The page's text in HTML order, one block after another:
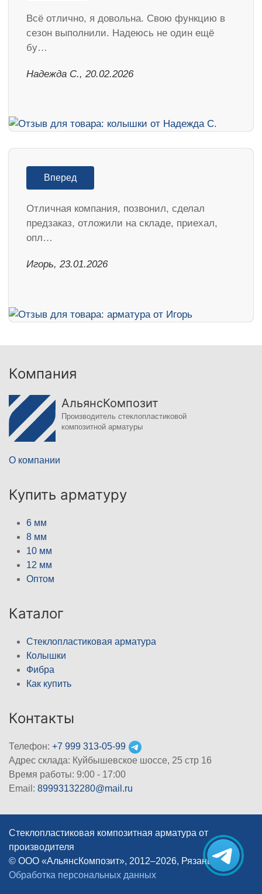
Всё отлично, я довольна. Свою функцию в
сезон выполнили. Надеюсь не один ещё
бу…
Надежда С., 20.02.2026
Вперед
Отличная компания, позвонил, сделал
предзаказ, отложили на складе, приехал,
опл…
Игорь, 23.01.2026
Компания
АльянсКомпозит
Производитель стеклопластиковой
композитной арматуры
О компании
Купить арматуру
6 мм
8 мм
10 мм
12 мм
Оптом
Каталог
Стеклопластиковая арматура
Колышки
Фибра
Как купить
Контакты
Телефон: +7 999 313-05-99
Адрес склада: Куйбышевское шоссе, 25 стр 16
Время работы: 9:00 - 17:00
Email: 89993132280@mail.ru
Стеклопластиковая композитная арматура от
производителя
© ООО «АльянсКомпозит», 2012–2026, Рязань
Обработка персональных данных